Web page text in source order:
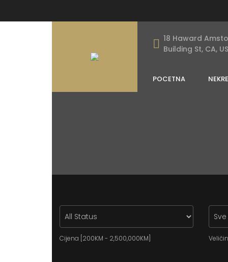
18 Haward
Building St, CA,
POCETNA
Cijena [ 200KM - 2,500,000KM